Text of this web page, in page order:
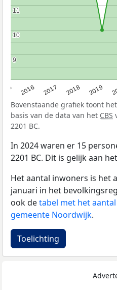
2016 2017 2018 2019
9
9
10
10
11
11
Bovenstaande grafiek toont
basis van de data van het CBS
2201 BC.
In 2024 waren er 15
2201 BC. Dit is gelijk aan
Het aantal inwoners is het
januari in het
ook detabel met het
gemeente Noordwijk.
Toelichting